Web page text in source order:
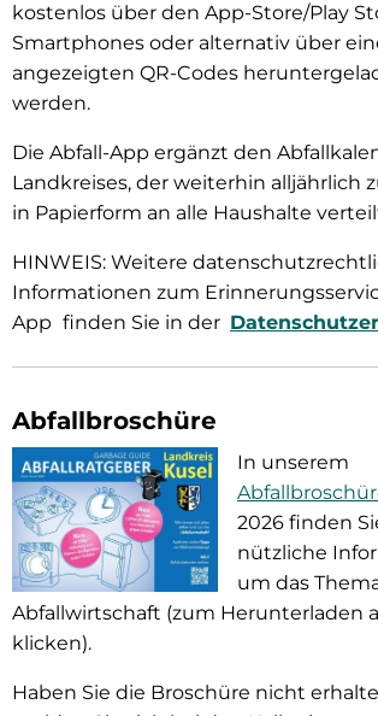
kostenlos über den App-Store/Play
Smartphones oder alternativ über
angezeigten QR-Codes
werden.
Die Abfall-App ergänzt den
Landkreises, der weiterhin alljährlich
in Papierform an alle Haushalte
HINWEIS: Weitere
Informationen zum
App finden Sie in der
Abfallbroschüre
In unserem
2026 finden
nützliche
um das
Abfallwirtschaft (zum Herunterladen
klicken).
Haben Sie die Broschüre nicht